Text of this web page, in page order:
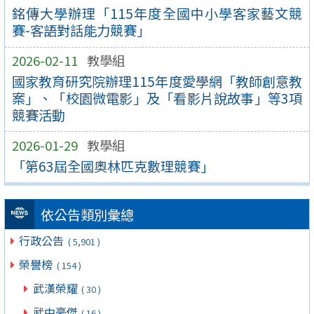
銘傳大學辦理「115年度全國中小學客家藝文競
賽-客語對話能力競賽」
2026-02-11 教學組
國家教育研究院辦理115年度愛學網「教師創意教
案」、「校園微電影」及「看影片說故事」等3項
競賽活動
2026-01-29 教學組
「第63屆全國奧林匹克數理競賽」
依公告類別彙總
行政公告 ( 5,901 )
榮譽榜 ( 154 )
武漢榮耀 ( 30 )